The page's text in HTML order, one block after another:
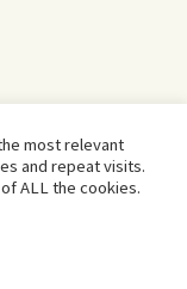
most relevant
and repeat visits.
ALL the cookies.